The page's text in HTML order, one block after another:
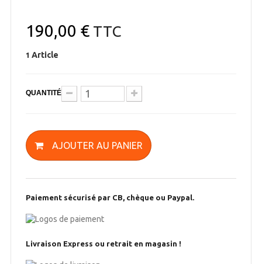
190,00 €TTC
1 Article
QUANTITÉ
AJOUTER AU PANIER
Paiement sécurisé par CB, chèque ou Paypal.
Livraison Express ou retrait en magasin !